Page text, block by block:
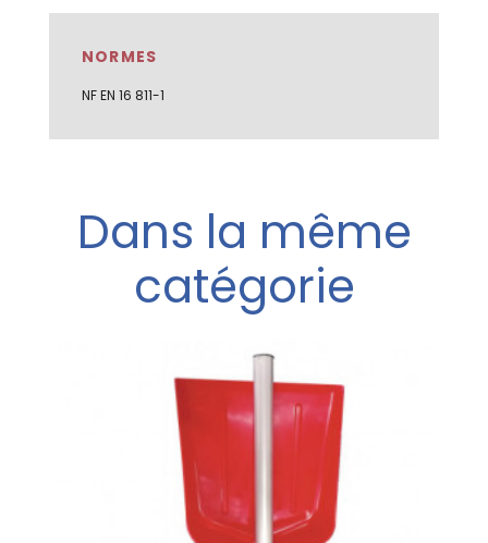
NORMES
NF EN 16 811-1
Dans la même
catégorie